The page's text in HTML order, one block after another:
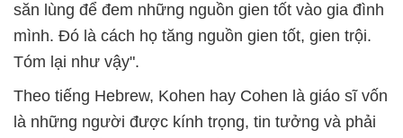
săn lùng để đem những nguồn gien tốt vào gia đình
mình. Đó là cách họ tăng nguồn gien tốt, gien trội.
Tóm lại như vậy".
Theo tiếng Hebrew, Kohen hay Cohen là giáo sĩ vốn
là những người được kính trọng, tin tưởng và phải